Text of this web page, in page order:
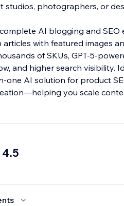
studios, photographers, or
AI blogging and SEO
articles with featured images
of SKUs, GPT-5-
and higher search visibility.
one AI solution for product
you scale
4.5